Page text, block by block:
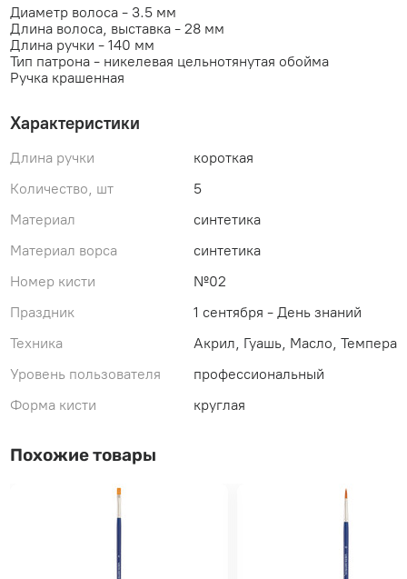
Диаметр волоса - 3.5 мм
Длина волоса, выставка - 28 мм
Длина ручки - 140 мм
Тип патрона - никелевая цельнотянутая обойма
Ручка крашенная
Характеристики
Длина ручки
короткая
Количество, шт
5
Материал
синтетика
Материал ворса
синтетика
Номер кисти
№02
Праздник
1 сентября - День знаний
Техника
Акрил, Гуашь, Масло, Темпера
Уровень пользователя
профессиональный
Форма кисти
круглая
Похожие товары